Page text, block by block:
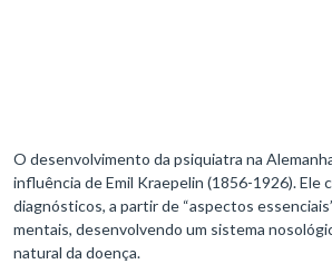
O desenvolvimento da psiquiatra na
influência de Emil Kraepelin (1856-1926). Ele
diagnósticos, a partir de “aspectos
mentais, desenvolvendo um sistema
natural da doença.